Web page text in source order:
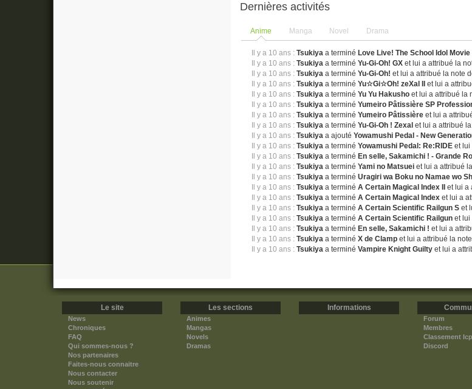
Dernières activités
Anime Manga Novel Drama
Il y a 10 ans : Tsukiya a terminé Love Live! The School Idol Movie
Il y a 10 ans : Tsukiya a terminéYu-Gi-Oh! GX et lui a attribué la
Il y a 10 ans : Tsukiya a terminéYu-Gi-Oh! et lui a attribué la note
Il y a 10 ans : Tsukiya a terminéYu☆Gi☆Oh! zeXal II
et lui a
Il y a 10 ans : Tsukiya a terminéYu Yu Hakusho et lui a attribué la
Il y a 10 ans : Tsukiya a terminéYumeiro Pâtissière SP
Il y a 10 ans : Tsukiya a terminéYumeiro Pâtissière et lui a
Il y a 10 ans : Tsukiya a terminéYu-Gi-Oh ! Zexal et lui a attribué
Il y a 10 ans : Tsukiya a ajoutéYowamushi Pedal - New
Il y a 10 ans : Tsukiya a terminéYowamushi Pedal: Re:RIDE et lui
Il y a 10 ans : Tsukiya a terminé En selle, Sakamichi ! - Grande
Il y a 10 ans : Tsukiya a terminéYami no Matsuei et lui a attribué
Il y a 10 ans : Tsukiya a terminéUragiri wa Boku no Namae wo
Il y a 10 ans : Tsukiya a terminéA Certain Magical Index II
et lui a
Il y a 10 ans : Tsukiya a terminéA Certain Magical Index et lui a
Il y a 10 ans : Tsukiya a terminéA Certain Scientific Railgun S et
Il y a 10 ans : Tsukiya a terminéA Certain Scientific Railgun et lui
Il y a 10 ans : Tsukiya a terminé En selle, Sakamichi ! et lui a
Il y a 10 ans : Tsukiya a terminéX de Clamp et lui a attribué la
Il y a 10 ans : Tsukiya a terminéVampire Knight Guilty et lui a
Le site
News
Chroniques
FAQ
Qui sommes-nous ?
Nos partenaires
Faites-nous connaitre
Nous contacter
Nous soutenir
Les sections
Animes
Mangas
Novels
Dramas
Informations
Forum
Membres
Classement Icp
Discord